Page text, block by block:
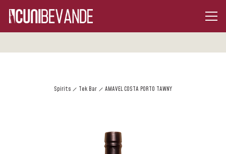
Spirits Tek Bar AMAVEL COSTA PORTO TAWNY